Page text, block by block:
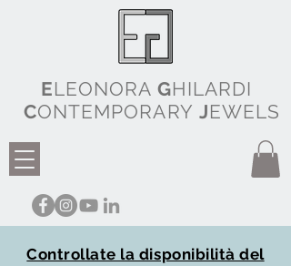
ELEONORA GHILARDI
CONTEMPORARY JEWELS
Controllate la disponibilità del